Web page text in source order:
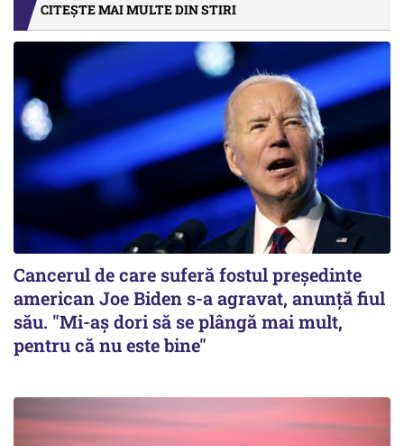
CITEȘTE MAI MULTE DIN STIRI
Cancerul de care suferă fostul preşedinte
american Joe Biden s-a agravat, anunță fiul
său. "Mi-aș dori să se plângă mai mult,
pentru că nu este bine"